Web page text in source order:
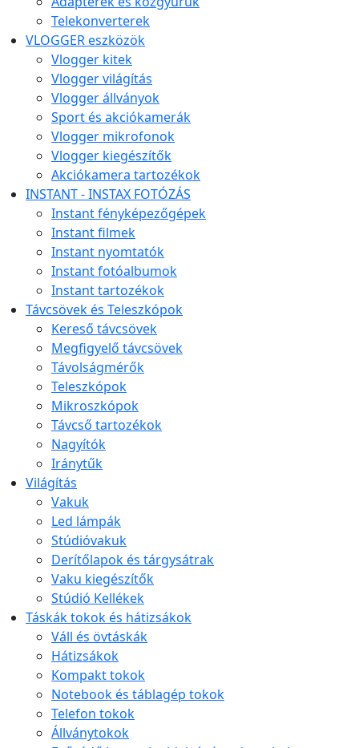
Telekonverterek
VLOGGER eszközök
Vlogger kitek
Vlogger világítás
Vlogger állványok
Sport és akciókamerák
Vlogger mikrofonok
Vlogger kiegészítők
Akciókamera tartozékok
INSTANT - INSTAX FOTÓZÁS
Instant fényképezőgépek
Instant filmek
Instant nyomtatók
Instant fotóalbumok
Instant tartozékok
Távcsövek és Teleszkópok
Kereső távcsövek
Megfigyelő távcsövek
Távolságmérők
Teleszkópok
Mikroszkópok
Távcső tartozékok
Nagyítók
Iránytűk
Világítás
Vakuk
Led lámpák
Stúdióvakuk
Derítőlapok és tárgysátrak
Vaku kiegészítők
Stúdió Kellékek
Táskák tokok és hátizsákok
Váll és övtáskák
Hátizsákok
Kompakt tokok
Notebook és táblagép tokok
Telefon tokok
Állványtokok